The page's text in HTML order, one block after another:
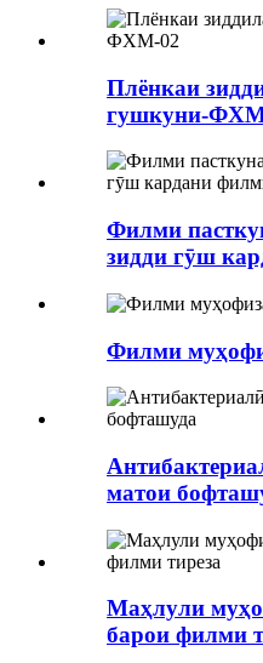
Плёнкаи
гушкуни-
Филми
зидди гӯш
Филми
матои
Маҳлули
барои филми